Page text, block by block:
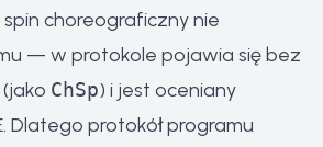
choreograficzny nie
— w protokole pojawia się bez
ChSp) i jest oceniany
Dlatego protokół programu